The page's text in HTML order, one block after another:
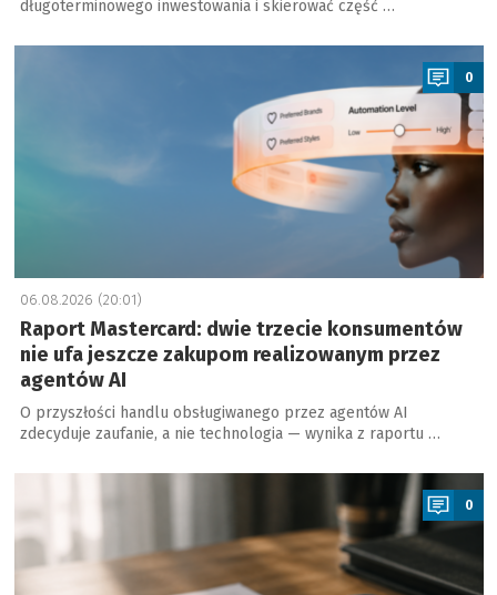
długoterminowego inwestowania i skierować część …
a
0
06.08.2026 (20:01)
Raport Mastercard: dwie trzecie konsumentów
nie ufa jeszcze zakupom realizowanym przez
agentów AI
O przyszłości handlu obsługiwanego przez agentów AI
zdecyduje zaufanie, a nie technologia — wynika z raportu …
a
0